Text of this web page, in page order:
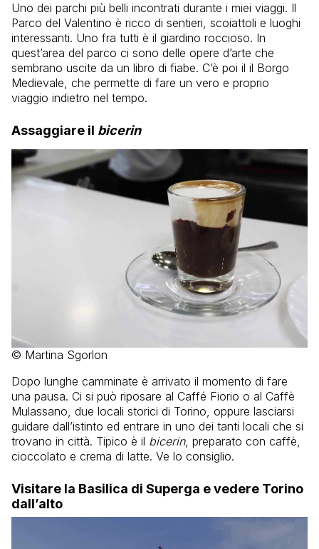
Uno dei parchi più belli incontrati durante i miei viaggi. Il
Parco del Valentino è ricco di sentieri, scoiattoli e luoghi
interessanti. Uno fra tutti è il giardino roccioso. In
quest’area del parco ci sono delle opere d’arte che
sembrano uscite da un libro di fiabe. C’è poi il il Borgo
Medievale, che permette di fare un vero e proprio
viaggio indietro nel tempo.
Assaggiare il bicerin
© Martina Sgorlon
Dopo lunghe camminate è arrivato il momento di fare
una pausa. Ci si può riposare al Caffé Fiorio o al Caffè
Mulassano, due locali storici di Torino, oppure lasciarsi
guidare dall’istinto ed entrare in uno dei tanti locali che si
trovano in città. Tipico è il bicerin, preparato con caffè,
cioccolato e crema di latte. Ve lo consiglio.
Visitare la Basilica di Superga e vedere Torino
dall’alto